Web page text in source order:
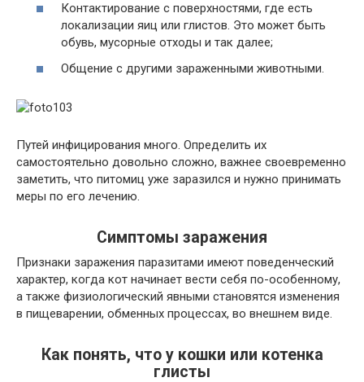
Контактирование с поверхностями, где есть
локализации яиц или глистов. Это может быть
обувь, мусорные отходы и так далее;
Общение с другими зараженными животными.
Путей инфицирования много. Определить их
самостоятельно довольно сложно, важнее своевременно
заметить, что питомиц уже заразился и нужно принимать
меры по его лечению.
Симптомы заражения
Признаки заражения паразитами имеют поведенческий
характер, когда кот начинает вести себя по-особенному,
а также физиологический явными становятся изменения
в пищеварении, обменных процессах, во внешнем виде.
Как понять, что у кошки или котенка
глисты